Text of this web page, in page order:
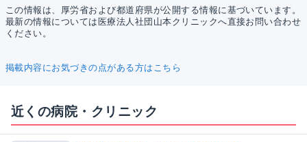
この情報は、厚労省および都道府県が公開する情報に基づいています。
最新の情報については医療法人社団山本クリニックへ直接お問い合わせ
ください。
掲載内容にお気づきの点がある方はこちら
近くの病院・クリニック